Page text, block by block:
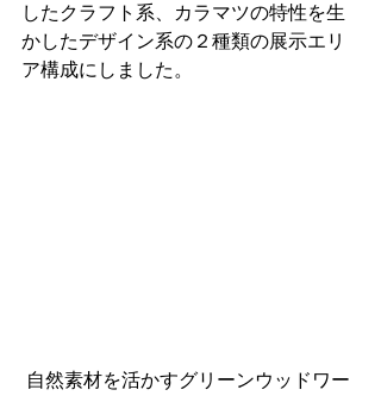
したクラフト系、カラマツの特性を生
かしたデザイン系の２種類の展示エリ
ア構成にしました。